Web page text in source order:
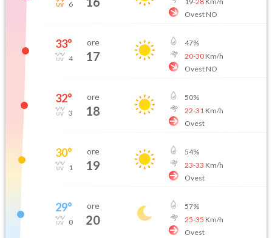
6
Ovest NO
33°
4
ore
17
47%
20-30Km/h
Ovest NO
32°
3
ore
18
50%
22-31 Km/h
Ovest
30°
1
ore
19
54%
23-33 Km/h
Ovest
29°
0
ore
20
57%
25-35 Km/h
Ovest